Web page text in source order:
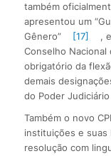
também
apresentou um
Gênero”
[17]
,
Conselho
obrigatório da
demais
do Poder Judiciário
Também o novo
instituições e suas
resolução com